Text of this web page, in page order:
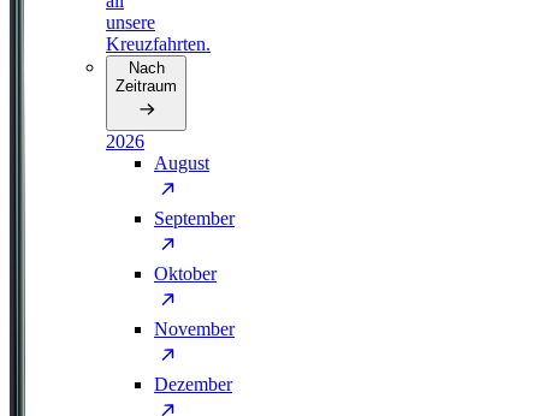
unsere
Kreuzfahrten.
Nach
Zeitraum
2026
August
September
Oktober
November
Dezember